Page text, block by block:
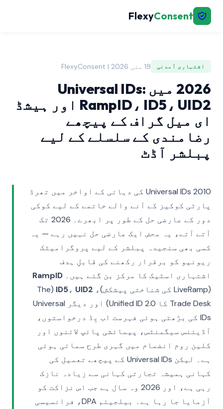
FlexyConsent
اشتہاری آمدنی 19 مئی 2026 | FlexyConsent
2026 میں Universal IDs:
RampID، ID5، UID2 اور ہیشڈ
ای میل گراف کے پیچھے
رضامندی کے سلسلے کے لیے
پبلشر آڈٹ
Universal IDs 2010 کی دہائی کے اواخر میں تھرڈ
پارٹی کوکیز کے آنے والے خاتمے کے لیے کوکی
دور کے عارضی حل کے طور پر ابھرے۔ 2026 تک
آتے آتے، یہ محض ایک عارضی حل نہیں رہے — یہ
کسی بھی سنجیدہ پبلشر کے لیے پروگرامیٹک
ریونیو کو برقرار رکھنے کی قابلِ ہدف
اشتہاری اسٹیک کا مرکز بن گئے ہیں۔ RampID
(LiveRamp کی شناختی پیشکش)،
ID5، UID2
(The
Trade Desk کا Unified ID 2.0) اور دیگر Universal
IDs کی بڑھتی ہوئی فہرست اب بِڈ درخواستوں،
آڈیئنس سیگمنٹس، پیمائشی پائپ لائنوں اور
کلین روم انضمام میں گہری طرح سمائی ہوئی
ہے۔ لیکن Universal IDs کے پیچھے تعمیل کی
کہانی ہمیشہ تجارتی کہانی سے زیادہ نازک
رہی ہے، اور 2026 وہ سال ہے جب اس نزاکت کو
آزمایا جا رہا ہے۔ بیلجیئم DPA، فرانسیسی